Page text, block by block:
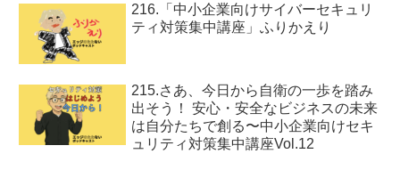
216.「中小企業向けサイバーセキュリ
ティ対策集中講座」ふりかえり
215.さあ、今日から自衛の一歩を踏み
出そう！ 安心・安全なビジネスの未来
は自分たちで創る〜中小企業向けセキ
ュリティ対策集中講座Vol.12